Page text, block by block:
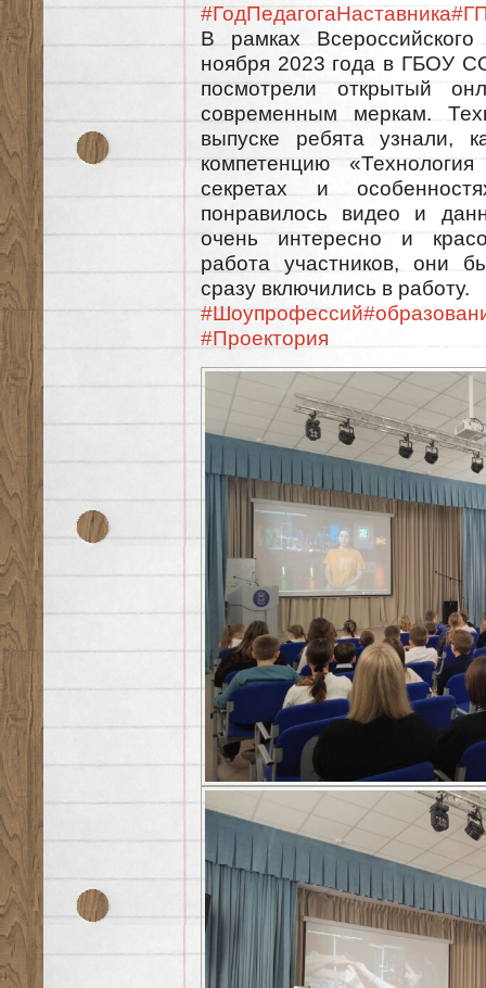
#ГодПедагогаНаставника
В рамках
ноября 2023 года в ГБОУ
посмотрели открытый
современным меркам.
выпуске ребята узнали,
компетенцию
секретах и
понравилось видео и
очень интересно и
работа участников, они
сразу включились в работу.
#Шоупрофессий
#Проектория